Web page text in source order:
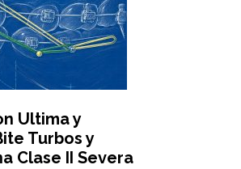
Ultima y
Turbos y
Clase II Severa